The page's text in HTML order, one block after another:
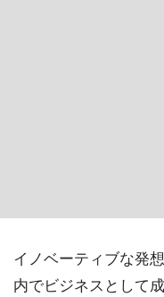
イノベーティブな発
内でビジネスとして